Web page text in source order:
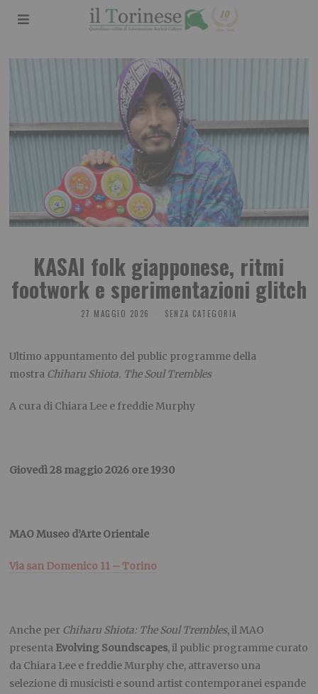
KASAI folk giapponese, ritmi
footwork e sperimentazioni glitch
27 MAGGIO 2026 SENZA CATEGORIA
Ultimo appuntamento del public programme della
mostra Chiharu Shiota. The Soul Trembles
A cura di Chiara Lee e freddie Murphy
Giovedì 28 maggio 2026 ore 19:30
MAO Museo d’Arte Orientale
Via san Domenico 11 – Torino
Anche per Chiharu Shiota: The Soul Trembles, il MAO
presenta Evolving Soundscapes, il public programme curato
da Chiara Lee e freddie Murphy che, attraverso una
selezione di musicisti e sound artist contemporanei espande